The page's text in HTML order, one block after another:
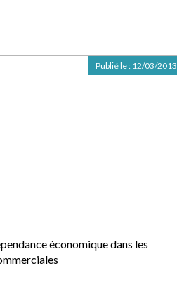
économique dans les
Publié le : 12/03/2013